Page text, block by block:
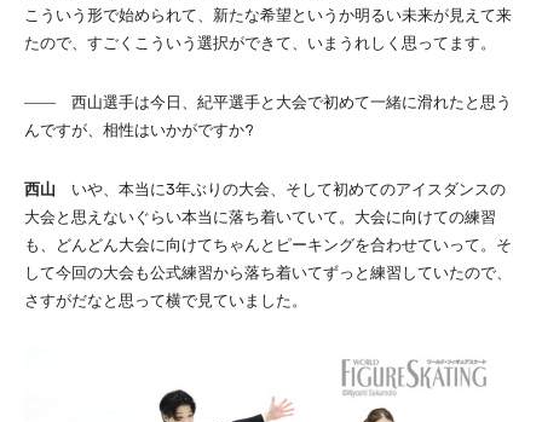
こういう形で始められて、新たな希望というか明るい未来が見えて来
たので、すごくこういう選択ができて、いまうれしく思ってます。
―― 西山選手は今日、紀平選手と大会で初めて一緒に滑れたと思う
んですが、相性はいかがですか?
西山 いや、本当に3年ぶりの大会、そして初めてのアイスダンスの
大会と思えないぐらい本当に落ち着いていて。大会に向けての練習
も、どんどん大会に向けてちゃんとピーキングを合わせていって。そ
して今回の大会も公式練習から落ち着いてずっと練習していたので、
さすがだなと思って横で見ていました。